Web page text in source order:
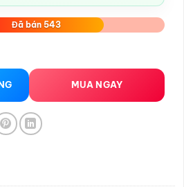
Đã bán 543
MUA NGAY